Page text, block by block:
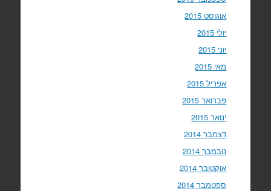
אוגוסט 2015
יולי 2015
יוני 2015
מאי 2015
אפריל 2015
פברואר 2015
ינואר 2015
דצמבר 2014
נובמבר 2014
אוקטובר 2014
ספטמבר 2014